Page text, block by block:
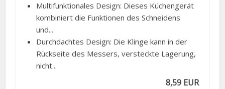
Multifunktionales Design: Dieses Küchengerät
kombiniert die Funktionen des Schneidens
und...
Durchdachtes Design: Die Klinge kann in der
Rückseite des Messers, versteckte Lagerung,
nicht...
8,59 EUR